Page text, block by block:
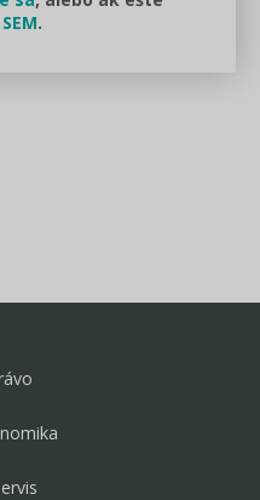
SEM.